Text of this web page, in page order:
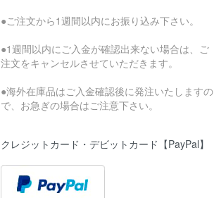
●ご注文から1週間以内にお振り込み下さい。
●1週間以内にご入金が確認出来ない場合は、ご
注文をキャンセルさせていただきます。
●海外在庫品はご入金確認後に発注いたしますの
で、お急ぎの場合はご注意下さい。
クレジットカード・デビットカード【PayPal】